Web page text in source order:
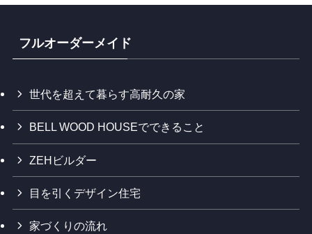
フルオーダーメイド
世代を超えて暮らす高耐久の家
BELL WOOD HOUSEでできること
ZEHビルダー
目を引くデザイン住宅
家づくりの流れ